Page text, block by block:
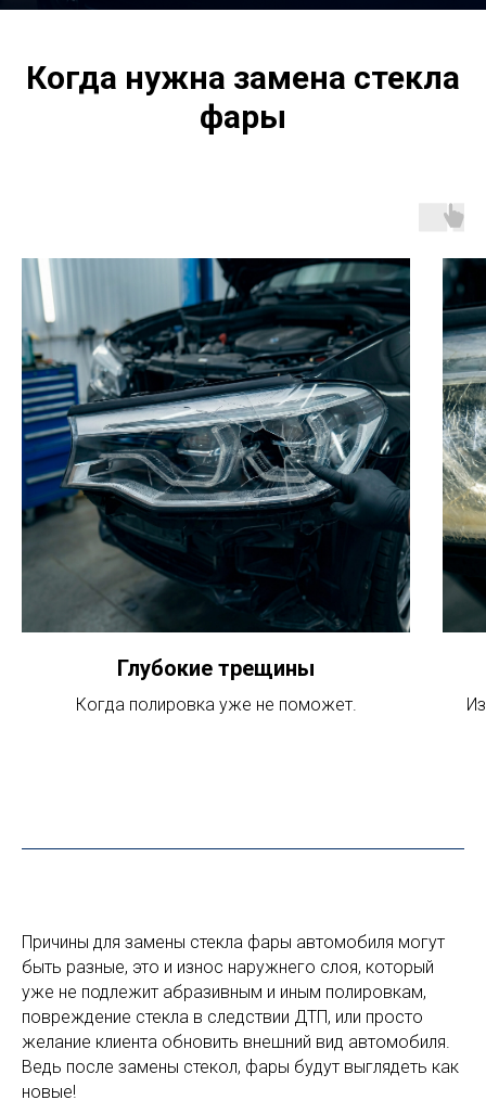
Когда нужна замена стекла
фары
Глубокие трещины
Когда полировка уже не поможет.
Причины для замены стекла фары автомобиля могут
быть разные, это и износ наружнего слоя, который
уже не подлежит абразивным и иным полировкам,
повреждение стекла в следствии ДТП, или просто
желание клиента обновить внешний вид автомобиля.
Ведь после замены стекол, фары будут выглядеть как
новые!